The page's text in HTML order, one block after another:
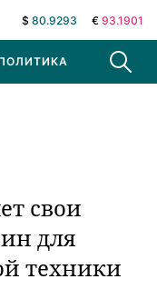
$ 80.9293 € 93.1901
В МИРЕ
свои
для
техники